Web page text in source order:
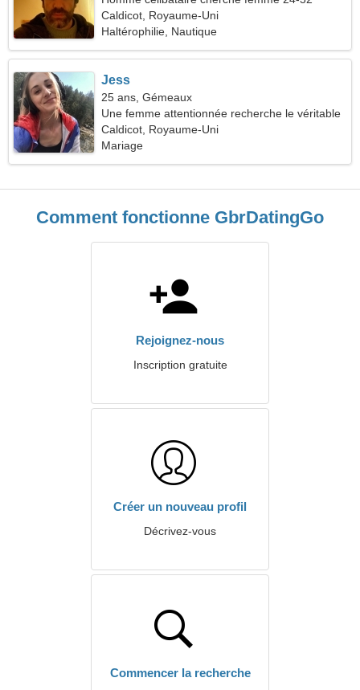
Caldicot, Royaume-Uni
Haltérophilie, Nautique
Jess
25 ans, Gémeaux
Une femme attentionnée recherche le véritable
amour
Caldicot, Royaume-Uni
Mariage
Comment fonctionne GbrDatingGo
Rejoignez-nous
Inscription gratuite
Créer un nouveau profil
Décrivez-vous
Commencer la recherche